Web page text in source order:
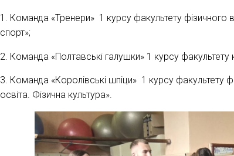
1. Команда «Тренери» 1 курсу факультету фізичного
спорт»;
2. Команда «Полтавські галушки» 1 курсу факультету
3. Команда «Королівські шпіци» 1 курсу факультету
освіта. Фізична культура».